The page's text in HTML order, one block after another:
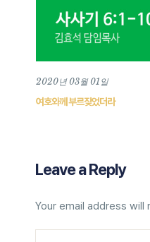
2020년 03월 01일
여호와께 부르짖었더라
Leave a Reply
Your email address will